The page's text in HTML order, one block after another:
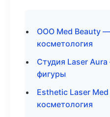
ООО Med Beauty —
косметология
Студия Laser
фигуры
Esthetic Laser
косметология